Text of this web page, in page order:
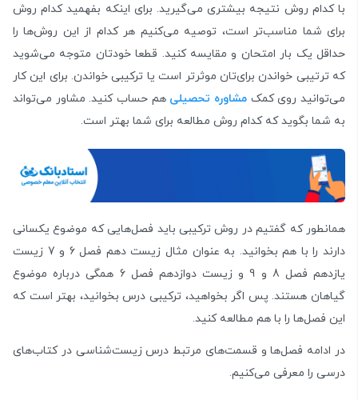
با کدام روش نتیجه بیشتری می‌گیرید. برای اینکه بفهمید کدام روش
برای شما مناسب‌تر است، توصیه می‌کنیم هر کدام از این روش‌ها را
حداقل یک بار امتحان و مقایسه کنید. قطعا خودتان متوجه می‌شوید
که ترتیبی خواندن برای‌تان موثرتر است یا ترکیبی خواندن. برای این کار
می‌توانید روی کمک مشاوره تحصیلی هم حساب کنید. مشاور می‌تواند
به شما بگوید که کدام روش مطالعه برای شما بهتر است.
همانطور که گفتیم در روش‌ ترکیبی باید فصل‌هایی که موضوع یکسانی
دارند را با هم بخوانید. به عنوان مثال زیست دهم فصل 6 و 7 زیست
یازدهم فصل 8 و 9 و زیست دوازدهم فصل 6 همگی درباره موضوع
گیاهان هستند. پس اگر بخواهید، ترکیبی درس بخوانید، بهتر است که
این فصل‌ها را با هم مطالعه کنید.
در ادامه فصل‌ها و قسمت‌های مرتبط درس زیست‌شناسی در کتاب‌های
درسی را معرفی می‌کنیم.